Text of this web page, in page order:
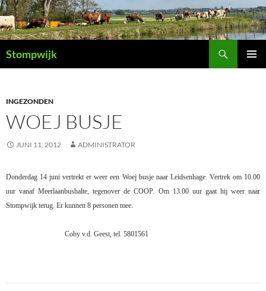
Ga
naar
de
inhoud
Stompwijk
INGEZONDEN
WOEJ BUSJE
JUNI 11, 2012 ADMINISTRATOR
Donderdag 14 juni vertrekt er weer een Woej busje naar Leidsenhage. Vertrek om 10.00
uur vanaf Meerlaanbushalte, tegenover de COOP. Om 13.00 uur gaat hij weer naar
Stompwijk terug. Er kunnen 8 personen mee.
Coby v.d. Geest, tel. 5801561